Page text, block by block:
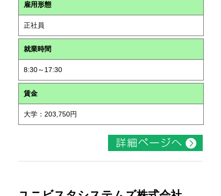
雇用形態
正社員
就業時間
8:30～17:30
賃金
大学：203,750円